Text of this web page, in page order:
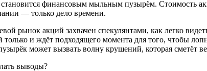
финансовым мыльным пузырём. Стоимость
— только дело времени.
рынок акций захвачен спекулянтами, как легко
и ждёт подходящего момента для того, чтобы
может вызвать волну крушений, которая сметёт
выводы?